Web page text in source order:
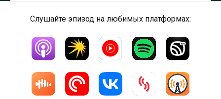
Слушайте эпизод на любимых платформах: